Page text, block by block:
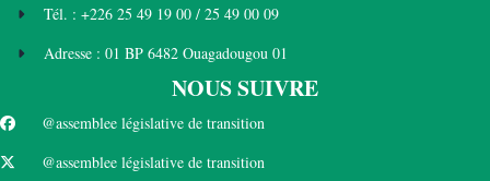
Tél. : +226 25 49 19 00 / 25 49 00 09
Adresse : 01 BP 6482 Ouagadougou 01
NOUS SUIVRE
@assemblee législative de transition
@assemblee législative de transition